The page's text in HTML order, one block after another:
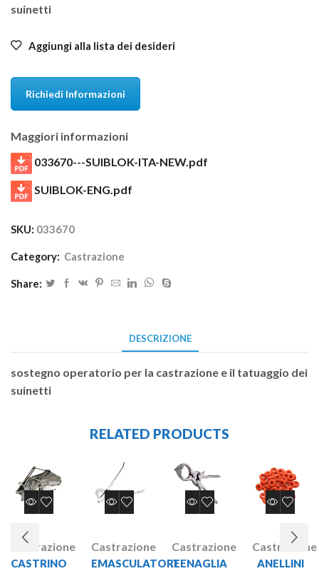
suinetti
Aggiungi alla lista dei desideri
Richiedi Informazioni
Maggiori informazioni
033670---SUIBLOK-ITA-NEW.pdf
SUIBLOK-ENG.pdf
SKU: 033670
Category: Castrazione
Share:
DESCRIZIONE
sostegno operatorio per la castrazione e il tatuaggio dei
suinetti
RELATED PRODUCTS
Castrazione
CASTRINO
Castrazione
EMASCULATORE
Castrazione
TENAGLIA
Castrazione
ANELLINI